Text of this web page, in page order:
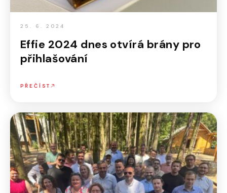
25. 6. 2024
Effie 2024 dnes otvírá brány pro
přihlašování
PŘEČÍST